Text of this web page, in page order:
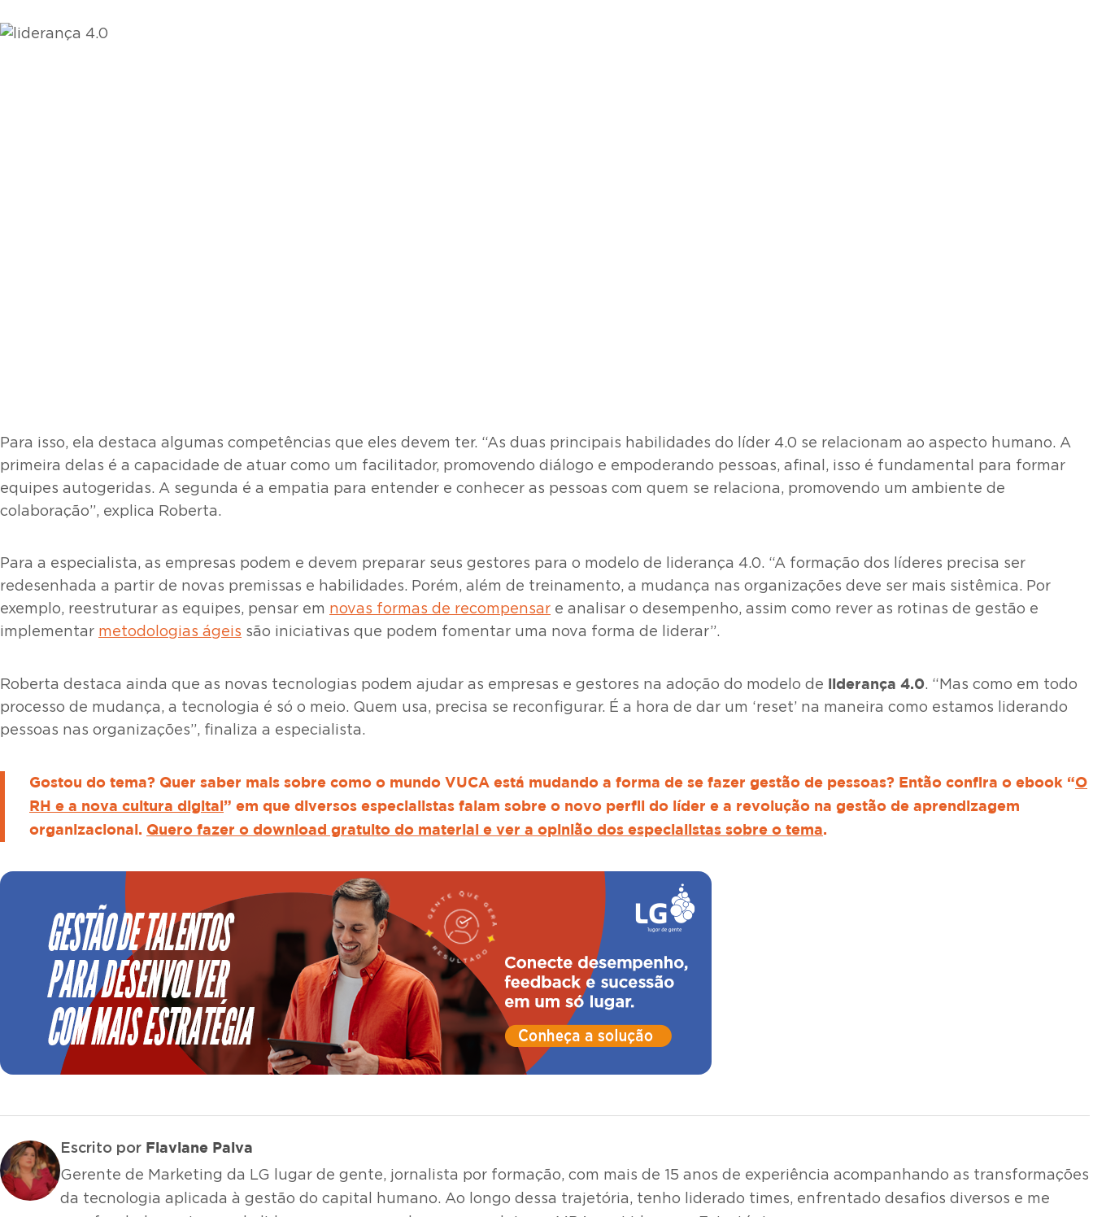
Para isso, ela destaca algumas competências que eles devem ter. “As duas principais habilidades do líder 4.0 se relacionam ao aspecto humano. A
primeira delas é a capacidade de atuar como um facilitador, promovendo diálogo e empoderando pessoas, afinal, isso é fundamental para formar
equipes autogeridas. A segunda é a empatia para entender e conhecer as pessoas com quem se relaciona, promovendo um ambiente de
colaboração”, explica Roberta.
Para a especialista, as empresas podem e devem preparar seus gestores para o modelo de liderança 4.0. “A formação dos líderes precisa ser
redesenhada a partir de novas premissas e habilidades. Porém, além de treinamento, a mudança nas organizações deve ser mais sistêmica. Por
exemplo, reestruturar as equipes, pensar em novas formas de recompensar e analisar o desempenho, assim como rever as rotinas de gestão e
implementar metodologias ágeis são iniciativas que podem fomentar uma nova forma de liderar”.
Roberta destaca ainda que as novas tecnologias podem ajudar as empresas e gestores na adoção do modelo de liderança 4.0. “Mas como em todo
processo de mudança, a tecnologia é só o meio. Quem usa, precisa se reconfigurar. É a hora de dar um ‘reset’ na maneira como estamos liderando
pessoas nas organizações”, finaliza a especialista.
Gostou do tema? Quer saber mais sobre como o mundo VUCA está mudando a forma de se fazer gestão de pessoas? Então confira o ebook “O
RH e a nova cultura digital” em que diversos especialistas falam sobre o novo perfil do líder e a revolução na gestão de aprendizagem
organizacional. Quero fazer o download gratuito do material e ver a opinião dos especialistas sobre o tema.
Escrito por Flaviane Paiva
Gerente de Marketing da LG lugar de gente, jornalista por formação, com mais de 15 anos de experiência acompanhando as transformações
da tecnologia aplicada à gestão do capital humano. Ao longo dessa trajetória, tenho liderado times, enfrentado desafios diversos e me